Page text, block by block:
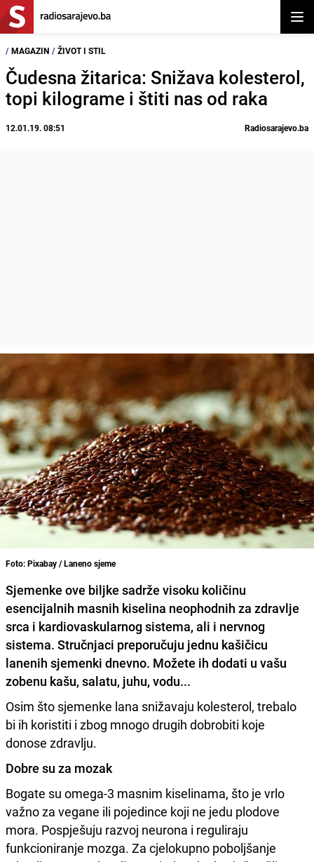
/ MAGAZIN / ŽIVOT I STIL
Čudesna žitarica: Snižava kolesterol,
topi kilograme i štiti nas od raka
12.01.19. 08:51 Radiosarajevo.ba
Foto: Pixabay / Laneno sjeme
Sjemenke ove biljke sadrže visoku količinu
esencijalnih masnih kiselina neophodnih za zdravlje
srca i kardiovaskularnog sistema, ali i nervnog
sistema. Stručnjaci preporučuju jednu kašičicu
lanenih sjemenki dnevno. Možete ih dodati u vašu
zobenu kašu, salatu, juhu, vodu...
Osim što sjemenke lana snižavaju kolesterol, trebalo
bi ih koristiti i zbog mnogo drugih dobrobiti koje
donose zdravlju.
Dobre su za mozak
Bogate su omega-3 masnim kiselinama, što je vrlo
važno za vegane ili pojedince koji ne jedu plodove
mora. Pospješuju razvoj neurona i reguliraju
funkcioniranje mozga. Za cjelokupno poboljšanje